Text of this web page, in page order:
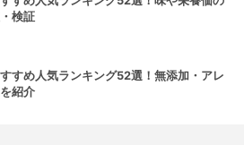
検証
すめ人気ランキング52選！無添加・アレ
紹介